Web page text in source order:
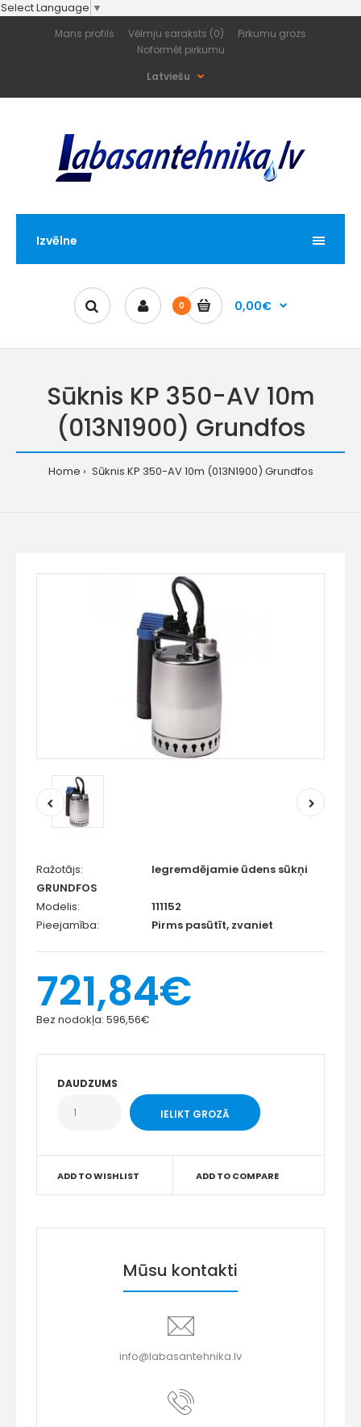
Select Language ▼
Mans profils Vēlmju saraksts (0)
Pirkumu grozs
Noformēt pirkumu
Latviešu
Izvēlne
0 0,00€
Sūknis KP 350-AV 10m
(013N1900) Grundfos
Home Sūknis KP 350-AV 10m (013N1900) Grundfos
Ražotājs:
Iegremdējamie ūdens sūkņi
GRUNDFOS
Modelis:
111152
Pieejamība:
Pirms pasūtīt, zvaniet
721,84€
Bez nodokļa: 596,56€
DAUDZUMS
ADD TO WISHLIST ADD TO COMPARE
Mūsu kontakti
info@labasantehnika.lv